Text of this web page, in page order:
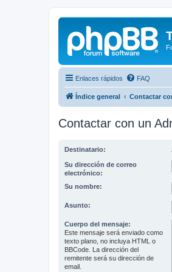
Enlaces rápidos FAQ
Índice general Contactar
Contactar con un
Destinatario:
Su dirección de correo
electrónico:
Su nombre:
Asunto:
Cuerpo del mensaje:
Este mensaje será enviado como
texto plano, no incluya HTML o
BBCode. La dirección del
remitente será su dirección de
email.